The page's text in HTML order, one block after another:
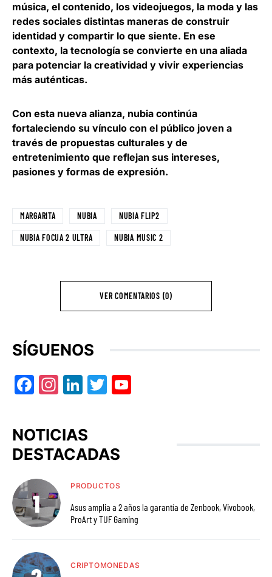
música, el contenido, los videojuegos, la moda y las
redes sociales distintas maneras de construir
identidad y compartir lo que siente. En ese
contexto, la tecnología se convierte en una aliada
para potenciar la creatividad y vivir experiencias
más auténticas.
Con esta nueva alianza, nubia continúa
fortaleciendo su vínculo con el público joven a
través de propuestas culturales y de
entretenimiento que reflejan sus intereses,
pasiones y formas de expresión.
MARGARITA NUBIA NUBIA FLIP2
NUBIA FOCUA 2 ULTRA NUBIA MUSIC 2
VER COMENTARIOS (0)
SÍGUENOS
Facebook
Instagram
LinkedIn
Twitter
NOTICIAS
DESTACADAS
PRODUCTOS
Asus amplia a 2 años la garantía de Zenbook, Vivobook,
ProArt y TUF Gaming
CRIPTOMONEDAS